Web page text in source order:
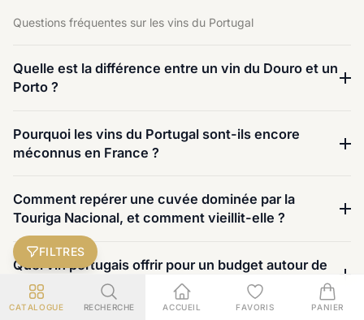
FILTRES
Questions fréquentes sur les vins du Portugal
Quelle est la différence entre un vin du Douro et un
Porto ?
Pourquoi les vins du Portugal sont-ils encore
méconnus en France ?
Comment repérer une cuvée dominée par la
Touriga Nacional, et comment vieillit-elle ?
Quel vin portugais offrir pour un budget autour de
150–200 € ?
CATALOGUE RECHERCHE ACCUEIL FAVORIS PANIER